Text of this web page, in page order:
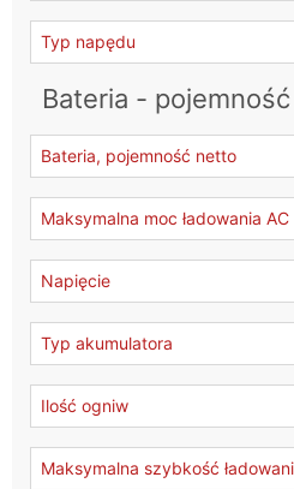
Typ napędu
Bateria -
Bateria, pojemność netto
Maksymalna moc ładowania AC
Napięcie
Typ akumulatora
Ilość ogniw
Maksymalna szybkość